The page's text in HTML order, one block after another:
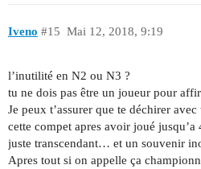
Iveno Mai 12, 2018, 9:19
#15
l’inutilité en N2 ou N3 ?
tu ne dois pas être un joueur pour
Je peux t’assurer que te déchirer
cette compet apres avoir joué
juste transcendant… et un souvenir
Apres tout si on appelle ça